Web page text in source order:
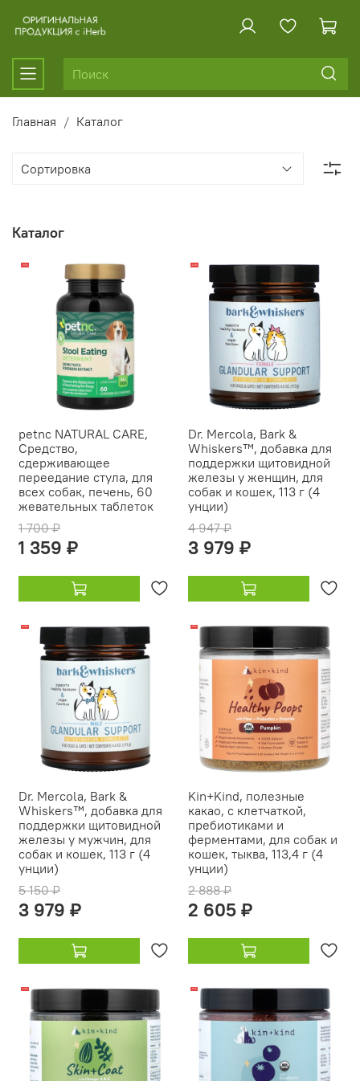
Главная Каталог
Каталог
-20%
petnc NATURAL CARE,
Средство,
сдерживающее
переедание стула, для
всех собак, печень, 60
жевательных таблеток
1 700 ₽
1 359 ₽
-20%
Dr. Mercola, Bark &
Whiskers™, добавка для
поддержки щитовидной
железы у женщин, для
собак и кошек, 113 г (4
унции)
4 947 ₽
3 979 ₽
-23%
Dr. Mercola, Bark &
Whiskers™, добавка для
поддержки щитовидной
железы у мужчин, для
собак и кошек, 113 г (4
унции)
5 150 ₽
3 979 ₽
-10%
Kin+Kind, полезные
какао, с клетчаткой,
пребиотиками и
ферментами, для собак и
кошек, тыква, 113,4 г (4
унции)
2 888 ₽
2 605 ₽
-22% -10%